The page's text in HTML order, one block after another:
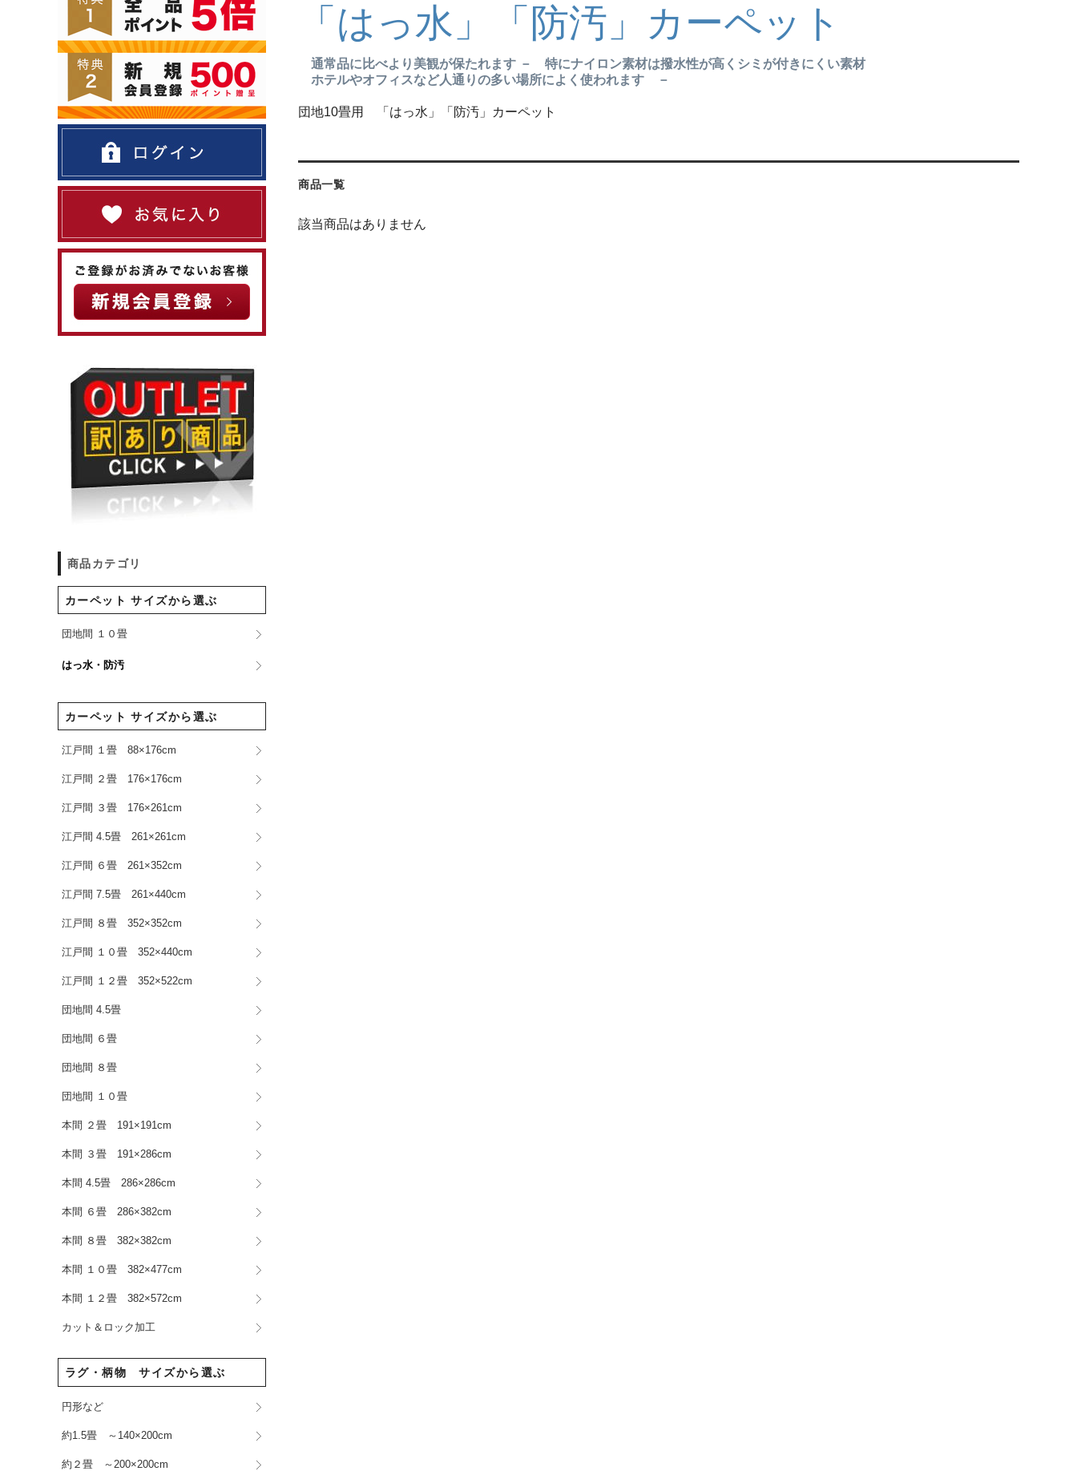
「はっ水」「防汚」カーペット
通常品に比べより美観が保たれます － 特にナイロン素材は撥水性が高くシミが付きにくい素材
ホテルやオフィスなど人通りの多い場所によく使われます －
団地10畳用 「はっ水」「防汚」カーペット
商品一覧
該当商品はありません
商品カテゴリ
カーペット サイズから選ぶ
団地間 １０畳
はっ水・防汚
カーペット サイズから選ぶ
江戸間 １畳 88×176cm
江戸間 ２畳 176×176cm
江戸間 ３畳 176×261cm
江戸間 4.5畳 261×261cm
江戸間 ６畳 261×352cm
江戸間 7.5畳 261×440cm
江戸間 ８畳 352×352cm
江戸間 １０畳 352×440cm
江戸間 １２畳 352×522cm
団地間 4.5畳
団地間 ６畳
団地間 ８畳
団地間 １０畳
本間 ２畳 191×191cm
本間 ３畳 191×286cm
本間 4.5畳 286×286cm
本間 ６畳 286×382cm
本間 ８畳 382×382cm
本間 １０畳 382×477cm
本間 １２畳 382×572cm
カット＆ロック加工
ラグ・柄物 サイズから選ぶ
円形など
約1.5畳 ～140×200cm
約２畳 ～200×200cm